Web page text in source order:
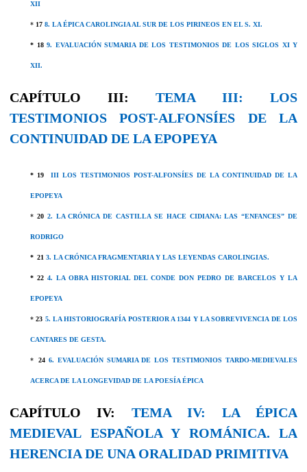
XII
* 17 8. LA ÉPICA CAROLINGIA AL SUR DE LOS PIRINEOS EN EL S. XI.
* 18 9. EVALUACIÓN SUMARIA DE LOS TESTIMONIOS DE LOS SIGLOS XI Y
XII.
CAPÍTULO III: TEMA III: LOS
TESTIMONIOS POST-ALFONSÍES DE LA
CONTINUIDAD DE LA EPOPEYA
* 19 III LOS TESTIMONIOS POST-ALFONSÍES DE LA CONTINUIDAD DE LA
EPOPEYA
* 20 2. LA CRÓNICA DE CASTILLA SE HACE CIDIANA: LAS “ENFANCES” DE
RODRIGO
* 21 3. LA CRÓNICA FRAGMENTARIA Y LAS LEYENDAS CAROLINGIAS.
* 22 4. LA OBRA HISTORIAL DEL CONDE DON PEDRO DE BARCELOS Y LA
EPOPEYA
* 23 5. LA HISTORIOGRAFÍA POSTERIOR A 1344 Y LA SOBREVIVENCIA DE LOS
CANTARES DE GESTA.
* 24 6. EVALUACIÓN SUMARIA DE LOS TESTIMONIOS TARDO-MEDIEVALES
ACERCA DE LA LONGEVIDAD DE LA POESÍA ÉPICA
CAPÍTULO IV: TEMA IV:
LA ÉPICA
MEDIEVAL ESPAÑOLA Y ROMÁNICA. LA
HERENCIA DE UNA ORALIDAD PRIMITIVA